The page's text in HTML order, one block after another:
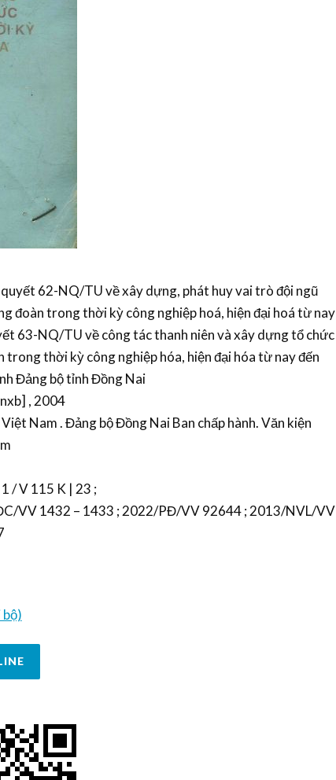
quyết 62-NQ/TU về xây dựng, phát huy vai trò đội ngũ
đoàn trong thời kỳ công nghiệp hoá, hiện đại hoá từ nay
63-NQ/TU về công tác thanh niên và xây dựng tổ chức
trong thời kỳ công nghiệp hóa, hiện đại hóa từ nay đến
Đảng bộ tỉnh Đồng Nai
, 2004
Nam . Đảng bộ Đồng Nai Ban chấp hành. Văn kiện
/ V 115 K | 23 ;
VV 1432 – 1433 ; 2022/PĐ/VV 92644 ; 2013/NVL/VV